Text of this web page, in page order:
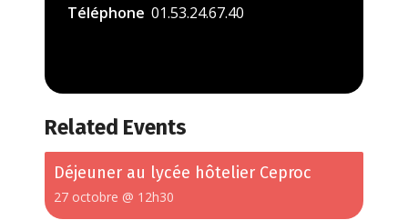
Téléphone 01.53.24.67.40
Related Events
Déjeuner au lycée hôtelier Ceproc
27 octobre @ 12h30